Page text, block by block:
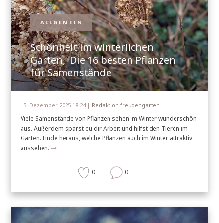
ALLGEMEIN
Schönheit im winterlichen
Garten,: Die 16 besten Pflanzen
für Samenstände
15. Dezember 2025 18:24 | Redaktion freudengarten
Viele Samenstände von Pflanzen sehen im Winter wunderschön
aus. Außerdem sparst du dir Arbeit und hilfst den Tieren im
Garten. Finde heraus, welche Pflanzen auch im Winter attraktiv
aussehen.
0 0